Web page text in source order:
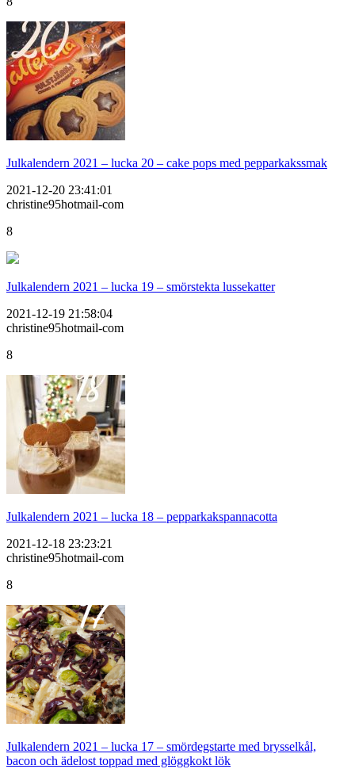
Julkalendern 2021 – lucka 20 – cake pops med pepparkakssmak
2021-12-20 23:41:01
christine95hotmail-com
8
Julkalendern 2021 – lucka 19 – smörstekta lussekatter
2021-12-19 21:58:04
christine95hotmail-com
8
Julkalendern 2021 – lucka 18 – pepparkakspannacotta
2021-12-18 23:23:21
christine95hotmail-com
8
Julkalendern 2021 – lucka 17 – smördegstarte med brysselkål,
bacon och ädelost toppad med glöggkokt lök